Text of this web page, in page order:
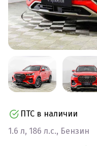
ПТС в наличии
1.6 л, 186 л.с., Бензин